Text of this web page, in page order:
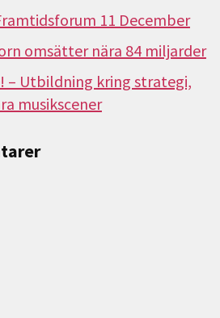
11 December
omsätter nära 84 miljarder
– Utbildning kring strategi,
musikscener